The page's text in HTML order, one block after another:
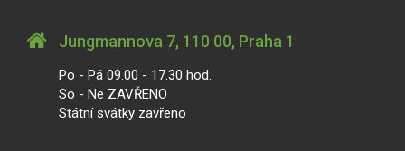
Jungmannova 7, 110 00, Praha 1
Po - Pá 09.00 - 17.30 hod.
So - Ne ZAVŘENO
Státní svátky zavřeno